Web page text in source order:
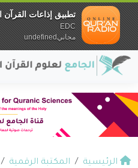
الرئيسية المكتبة الرقمية
تطبيق إذاعات القرآن
EDC
مجانيundefined